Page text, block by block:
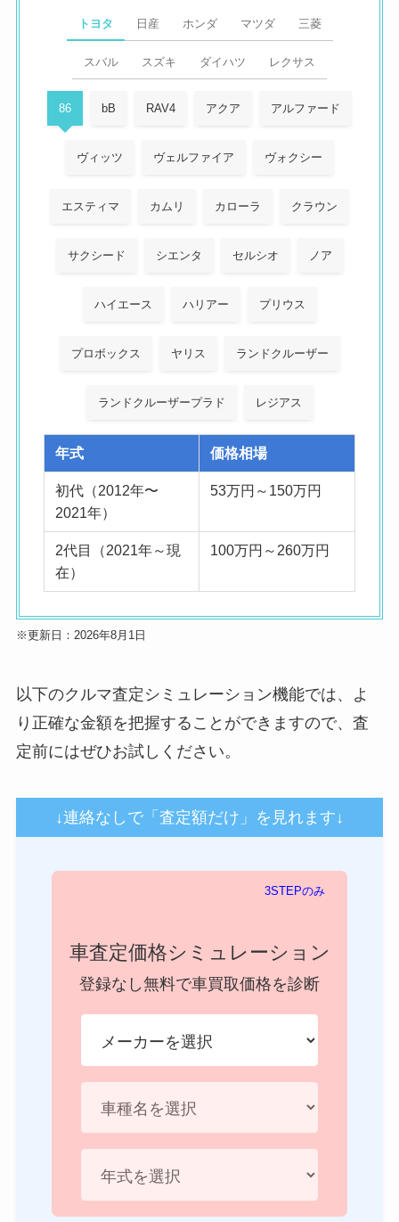
トヨタ 日産 ホンダ マツダ 三菱
スバル スズキ ダイハツ レクサス
86 bB RAV4 アクア アルファード
ヴィッツ ヴェルファイア ヴォクシー
エスティマ カムリ カローラ クラウン
サクシード シエンタ セルシオ ノア
ハイエース ハリアー プリウス
プロボックス ヤリス ランドクルーザー
ランドクルーザープラド レジアス
年式 価格相場
初代（2012年〜
2021年）
53万円～150万円
2代目（2021年～現
在）
100万円～260万円
※更新日：2026年8月1日
以下のクルマ査定シミュレーション機能では、よ
り正確な金額を把握することができますので、査
定前にはぜひお試しください。
↓連絡なしで「査定額だけ」を見れます↓
3STEPのみ
車査定価格シミュレーション
登録なし無料で車買取価格を診断